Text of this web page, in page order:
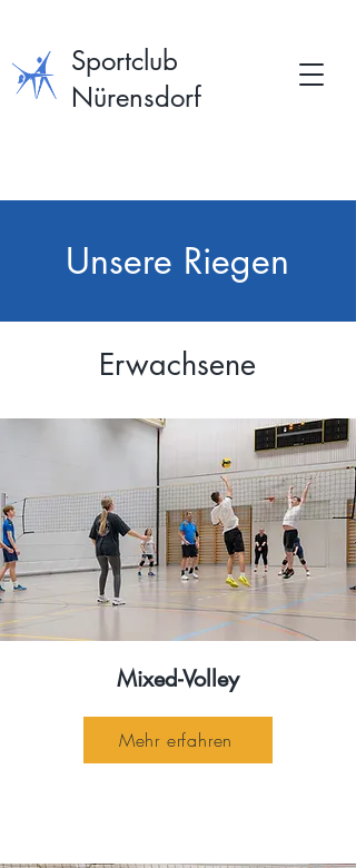
Sportclub
Nürensdorf
Unsere Riegen
Erwachsene
Mixed-Volley
Mehr erfahren